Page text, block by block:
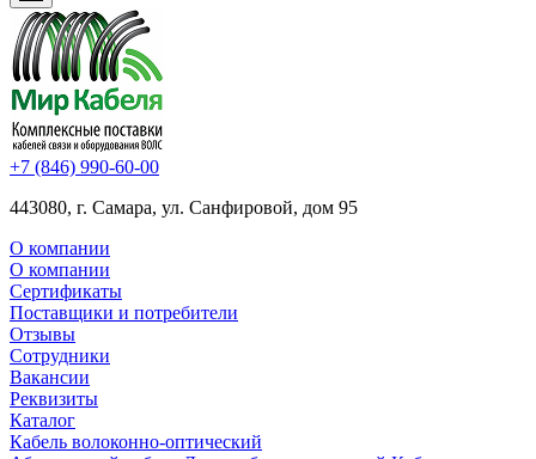
+7 (846) 990-60-00
443080, г. Самара, ул. Санфировой, дом 95
О компании
О компании
Сертификаты
Поставщики и потребители
Отзывы
Сотрудники
Вакансии
Реквизиты
Каталог
Кабель волоконно-оптический